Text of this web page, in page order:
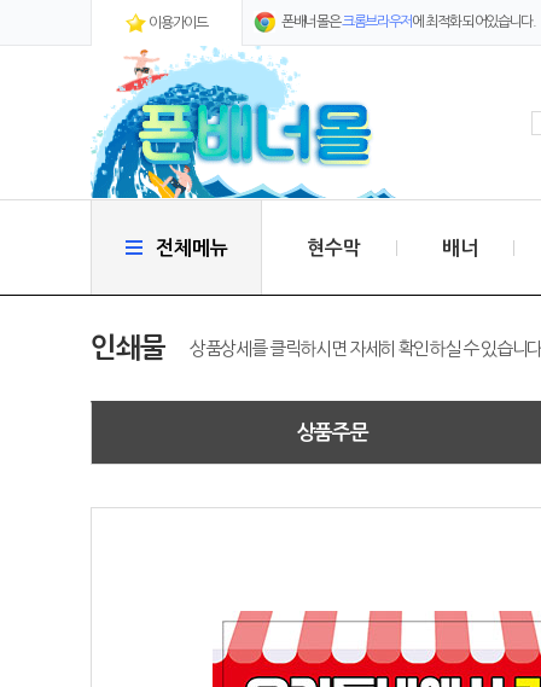
이용가이드 폰배너몰은크롬브라우저에 최적화 되어있습니다.
전체메뉴 현수막 배너
인쇄물 상품상세를 클릭하시면 자세히 확인하실 수 있습니
상품주문